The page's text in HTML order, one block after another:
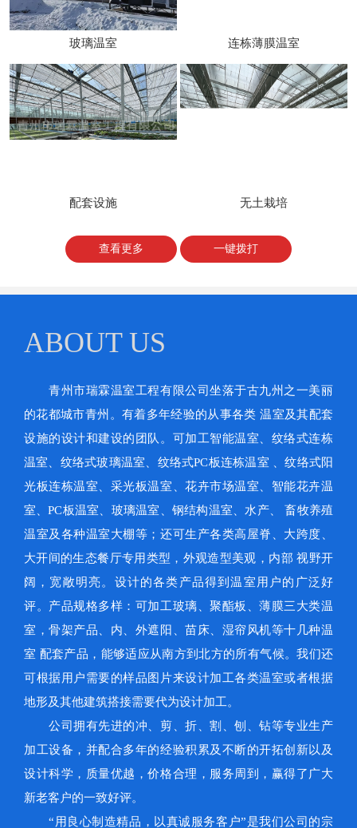
玻璃温室 连栋薄膜温室
配套设施 无土栽培
查看更多 一键拨打
ABOUT US
青州市瑞霖温室工程有限公司坐落于古九州之一美丽
的花都城市青州。有着多年经验的从事各类 温室及其配套
设施的设计和建设的团队。可加工智能温室、纹络式连栋
温室、纹络式玻璃温室、纹络式PC板连栋温室 、纹络式阳
光板连栋温室、采光板温室、花卉市场温室、智能花卉温
室、PC板温室、玻璃温室、钢结构温室、水产、 畜牧养殖
温室及各种温室大棚等；还可生产各类高屋脊、大跨度、
大开间的生态餐厅专用类型，外观造型美观，内部 视野开
阔，宽敞明亮。设计的各类产品得到温室用户的广泛好
评。产品规格多样：可加工玻璃、聚酯板、薄膜三大类温
室，骨架产品、内、外遮阳、苗床、湿帘风机等十几种温
室 配套产品，能够适应从南方到北方的所有气候。我们还
可根据用户需要的样品图片来设计加工各类温室或者根据
地形及其他建筑搭接需要代为设计加工。
公司拥有先进的冲、剪、折、割、刨、钻等专业生产
加工设备，并配合多年的经验积累及不断的开拓创新以及
设计科学，质量优越，价格合理，服务周到，赢得了广大
新老客户的一致好评。
“用良心制造精品，以真诚服务客户”是我们公司的宗